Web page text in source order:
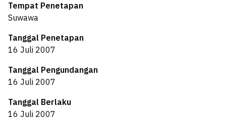
Tempat Penetapan
Suwawa
Tanggal Penetapan
16 Juli 2007
Tanggal Pengundangan
16 Juli 2007
Tanggal Berlaku
16 Juli 2007